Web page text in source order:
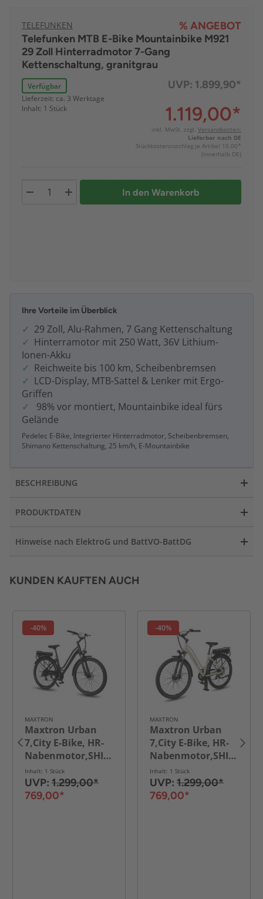
TELEFUNKEN
% ANGEBOT
Telefunken MTB E-Bike Mountainbike M921
29 Zoll Hinterradmotor 7-Gang
Kettenschaltung, granitgrau
Verfügbar
Lieferzeit: ca. 3 Werktage
Inhalt: 1 Stück
UVP: 1.899,90*
1.119,00*
inkl. MwSt. zzgl. Versandkosten:
Lieferbar nach DE
Stückkostenzuschlag je Artikel 10,00*
(Innerhalb DE)
In den Warenkorb
Ihre Vorteile im Überblick
29 Zoll, Alu-Rahmen, 7 Gang Kettenschaltung
Hinterramotor mit 250 Watt, 36V Lithium-
Ionen-Akku
Reichweite bis 100 km, Scheibenbremsen
LCD-Display, MTB-Sattel & Lenker mit Ergo-
Griffen
98% vor montiert, Mountainbike ideal fürs
Gelände
Pedelec E-Bike, Integrierter Hinterradmotor, Scheibenbremsen,
Shimano Kettenschaltung, 25 km/h, E-Mountainbike
BESCHREIBUNG
PRODUKTDATEN
Hinweise nach ElektroG und BattVO-BattDG
KUNDEN KAUFTEN AUCH
-40%
MAXTRON
Maxtron Urban
7,City E-Bike, HR-
Nabenmotor,SHIMANO
ALTUS 7-Gänge -
Dunkelblau
Inhalt: 1 Stück
UVP: 1.299,00*
769,00*
-40%
MAXTRON
Maxtron Urban
7,City E-Bike, HR-
Nabenmotor,SHIMANO
ALTUS 7-
weiß
Inhalt: 1 Stück
UVP: 1.299,00*
769,00*